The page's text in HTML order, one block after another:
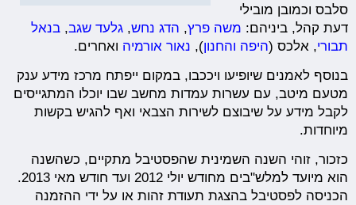
סלבס וכמובן מובילי
דעת קהל, ביניהם: משה פרץ, הדג נחש,גלעד שגב,בנאל
תבורי, אלכס (היפה והחנון), נאור אורמיה ואחרים.
בנוסף לאמנים שיופיעו ויככבו, במקום ייפתח מרכז מידע ענק
מטעם מיטב, עם עשרות עמדות מחשב שבו יוכלו המתגייסים
לקבל מידע על שיבוצם לשירות הצבאי ואף להגיש בקשות
מיוחדות.
כזכור, זוהי השנה השמינית שהפסטיבל מתקיים, כשהשנה
הוא מיועד למלש"בים מחודש יולי 2012 ועד חודש מאי 2013.
הכניסה לפסטיבל בהצגת תעודת זהות או על ידי ההזמנה